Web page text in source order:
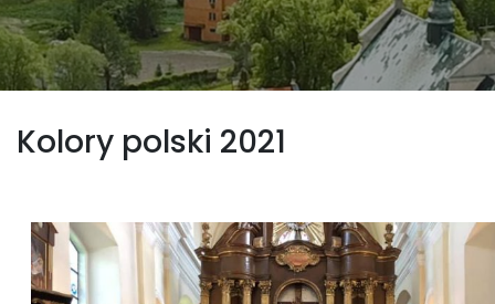
Kolory polski 2021